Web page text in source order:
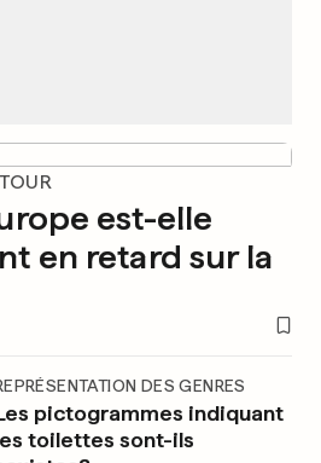
est-elle
en retard sur la
DES GENRES
pictogrammes indiquant
toilettes sont-ils